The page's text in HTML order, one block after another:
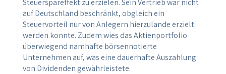
auf Deutschland beschränkt, obgleich ein
Steuervorteil nur von Anlegern hierzulande erzielt
werden konnte. Zudem wies das Aktienportfolio
überwiegend namhafte börsennotierte
Unternehmen auf, was eine dauerhafte Auszahlung
von Dividenden gewährleistete.